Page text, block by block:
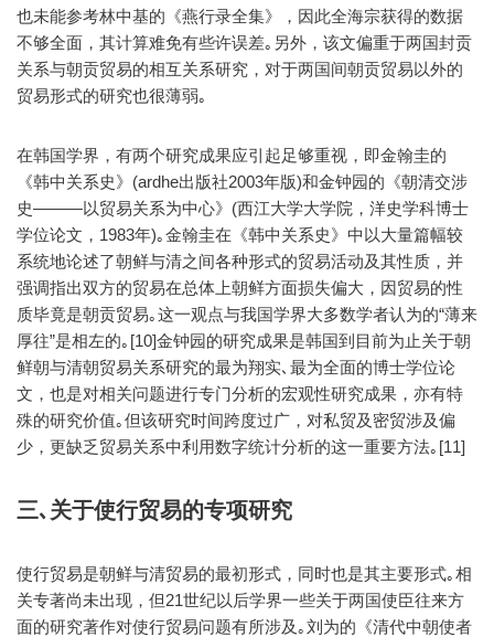
也未能参考林中基的《燕行录全集》，因此全海宗获得的数据
不够全面，其计算难免有些许误差｡另外，该文偏重于两国封贡
关系与朝贡贸易的相互关系研究，对于两国间朝贡贸易以外的
贸易形式的研究也很薄弱｡
在韩国学界，有两个研究成果应引起足够重视，即金翰圭的
《韩中关系史》(ardhe出版社2003年版)和金钟园的《朝清交涉
史———以贸易关系为中心》(西江大学大学院，洋史学科博士
学位论文，1983年)｡金翰圭在《韩中关系史》中以大量篇幅较
系统地论述了朝鲜与清之间各种形式的贸易活动及其性质，并
强调指出双方的贸易在总体上朝鲜方面损失偏大，因贸易的性
质毕竟是朝贡贸易｡这一观点与我国学界大多数学者认为的“薄来
厚往”是相左的｡[10]金钟园的研究成果是韩国到目前为止关于朝
鲜朝与清朝贸易关系研究的最为翔实､最为全面的博士学位论
文，也是对相关问题进行专门分析的宏观性研究成果，亦有特
殊的研究价值｡但该研究时间跨度过广，对私贸及密贸涉及偏
少，更缺乏贸易关系中利用数字统计分析的这一重要方法｡[11]
三､关于使行贸易的专项研究
使行贸易是朝鲜与清贸易的最初形式，同时也是其主要形式｡相
关专著尚未出现，但21世纪以后学界一些关于两国使臣往来方
面的研究著作对使行贸易问题有所涉及｡刘为的《清代中朝使者